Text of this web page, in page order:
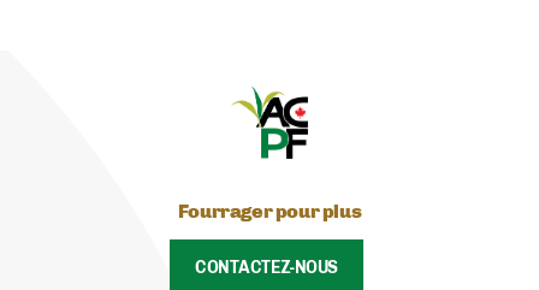
Fourrager pour plus
CONTACTEZ-NOUS